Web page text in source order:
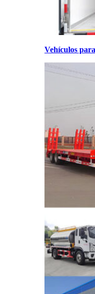
Vehículos